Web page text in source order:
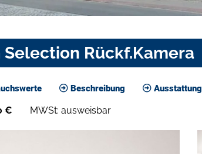
Selection Rückf.Kamera
Beschreibung Ausstattung
€ MWSt: ausweisbar